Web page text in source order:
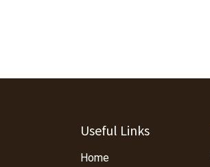
Useful Links
Home